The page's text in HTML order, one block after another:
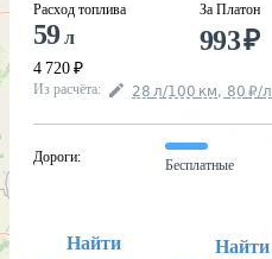
Расход топлива
59л
4 720 ₽
За Платон
993₽
Из расчёта: 28 л/100 км, 80 ₽/л
Дороги:
Бесплатные
Найти Найти